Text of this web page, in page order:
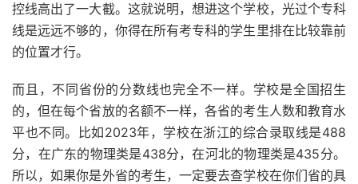
控线高出了一大截。这就说明，想进这个学校，光过个专科
线是远远不够的，你得在所有考专科的学生里排在比较靠前
的位置才行。
而且，不同省份的分数线也完全不一样。学校是全国招生
的，但在每个省放的名额不一样，各省的考生人数和教育水
平也不同。比如2023年，学校在浙江的综合录取线是488
分，在广东的物理类是438分，在河北的物理类是435分。
所以，如果你是外省的考生，一定要去查学校在你们省的具